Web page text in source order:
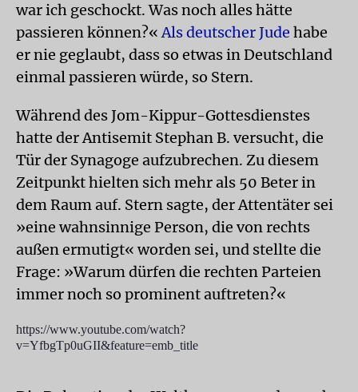
war ich geschockt. Was noch alles hätte
passieren können?«Als deutscher Jude habe
er nie geglaubt, dass so etwas in Deutschland
einmal passieren würde, so Stern.
Während des Jom-Kippur-Gottesdienstes
hatte der Antisemit Stephan B. versucht, die
Tür der Synagoge aufzubrechen. Zu diesem
Zeitpunkt hielten sich mehr als 50 Beter in
dem Raum auf. Stern sagte, der Attentäter sei
»eine wahnsinnige Person, die von rechts
außen ermutigt« worden sei, und stellte die
Frage: »Warum dürfen die rechten Parteien
immer noch so prominent auftreten?«
https://www.youtube.com/watch?
v=YfbgTp0uGII&feature=emb_title